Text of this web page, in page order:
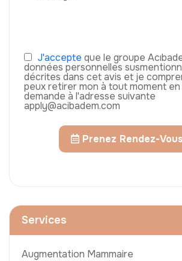
J'accepte que le groupe
données personnelles
décrites dans cet avis et je
peux retirer mon à tout moment
demande à l'adresse suivante
apply@acibadem.com
Prenez Rendez-Vous
Services
Augmentation Mammaire